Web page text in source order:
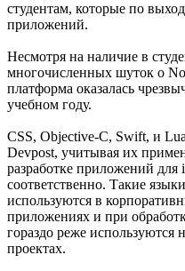
студентам, которые по
приложений.
Несмотря на наличие в
многочисленных шуток о
платформа оказалась
учебном году.
CSS, Objective-C, Swift, и
Devpost, учитывая их
разработке приложений для
соответственно. Такие
используются в
приложениях и при
гораздо реже используются
проектах.